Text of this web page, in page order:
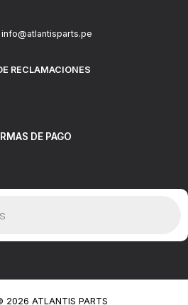
RECLAMACIONES
DE PAGO
2026 ATLANTIS PARTS